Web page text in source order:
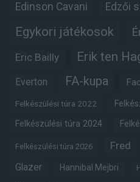
Edinson Cavani Edzői
Egykori játékosok
Eric Bailly Erik ten
Everton FA-kupa
Felkészülési túra 2022
Felkészülési túra 2024
Felkészülési túra 2026 Fred
Glazer Hannibal Mejbri